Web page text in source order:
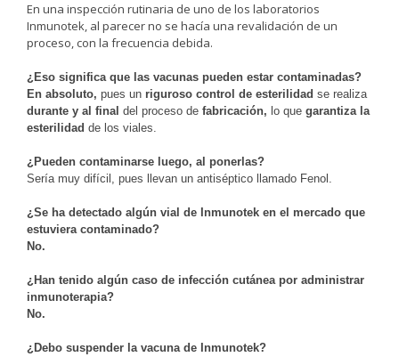
En una inspección rutinaria de uno de los laboratorios
Inmunotek, al parecer no se hacía una revalidación de un
proceso, con la frecuencia debida.
¿Eso significa que las vacunas pueden estar contaminadas?
En absoluto, pues un riguroso control de esterilidad se realiza
durante y al final del proceso de fabricación, lo que garantiza la
esterilidad de los viales.
¿Pueden contaminarse luego, al ponerlas?
Sería muy difícil, pues llevan un antiséptico llamado Fenol.
¿Se ha detectado algún vial de Inmunotek en el mercado que
estuviera contaminado?
No.
¿Han tenido algún caso de infección cutánea por administrar
inmunoterapia?
No.
¿Debo suspender la vacuna de Inmunotek?